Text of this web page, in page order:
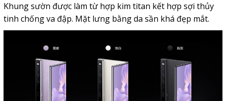
Khung sườn được làm từ hợp kim titan kết hợp sợi thủy
tinh chống va đập. Mặt lưng bằng da sần khá đẹp mắt.